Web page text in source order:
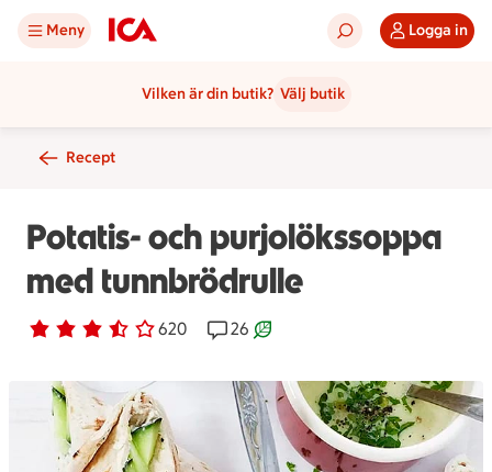
Meny Logga in
Vilken är din butik? Välj butik
Recept
Potatis- och purjolökssoppa
med tunnbrödrulle
Betyg 3.3 av 5. 620
620 personer har röstatReceptet har 26 kommentarer
26 Receptet är ett klimartsmart